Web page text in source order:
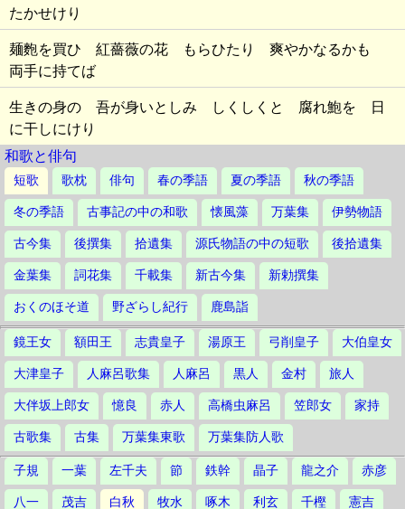
たかせけり
麺麭を買ひ 紅薔薇の花 もらひたり 爽やかなるかも
両手に持てば
生きの身の 吾が身いとしみ しくしくと 腐れ鮑を 日
に干しにけり
和歌と俳句
短歌 歌枕 俳句 春の季語 夏の季語 秋の季語
冬の季語 古事記の中の和歌 懐風藻 万葉集 伊勢物語
古今集 後撰集 拾遺集 源氏物語の中の短歌 後拾遺集
金葉集 詞花集 千載集 新古今集 新勅撰集
おくのほそ道 野ざらし紀行 鹿島詣
鏡王女 額田王 志貴皇子 湯原王 弓削皇子 大伯皇女
大津皇子 人麻呂歌集 人麻呂 黒人 金村 旅人
大伴坂上郎女 憶良 赤人 高橋虫麻呂 笠郎女 家持
古歌集 古集 万葉集東歌 万葉集防人歌
子規 一葉 左千夫 節 鉄幹 晶子 龍之介 赤彦
八一 茂吉 白秋 牧水 啄木 利玄 千樫 憲吉